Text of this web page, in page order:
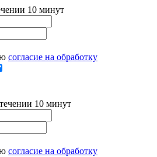
10 минут
согласие на обработку
10 минут
согласие на обработку